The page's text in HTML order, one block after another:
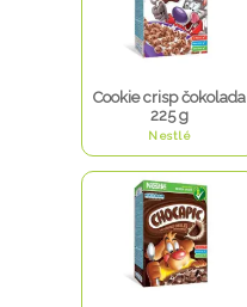
Cookie crisp čokolada
225 g
Nestlé